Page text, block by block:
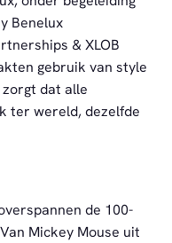
Benelux
& XLOB
gebruik van style
dat alle
ter wereld, dezelfde
de 100-
Mickey Mouse uit